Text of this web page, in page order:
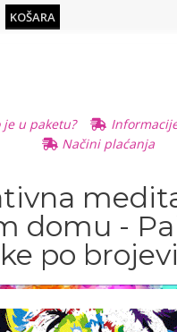
KOŠARA
Osvijetljeno, stolno povećalo
READ MORE
Otvarajuće, prijenosno
džepno povećalo
€6.90 €4.90
READ MORE
je u paketu?
Načini plaćanja
domu -
po